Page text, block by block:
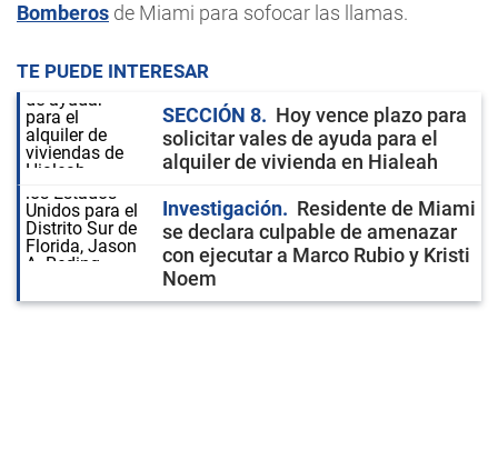
Bomberos de Miami para sofocar las llamas.
TE PUEDE INTERESAR
SECCIÓN 8
Hoy vence plazo para
solicitar vales de ayuda para el
alquiler de vivienda en Hialeah
Investigación
Residente de Miami
se declara culpable de amenazar
con ejecutar a Marco Rubio y Kristi
Noem